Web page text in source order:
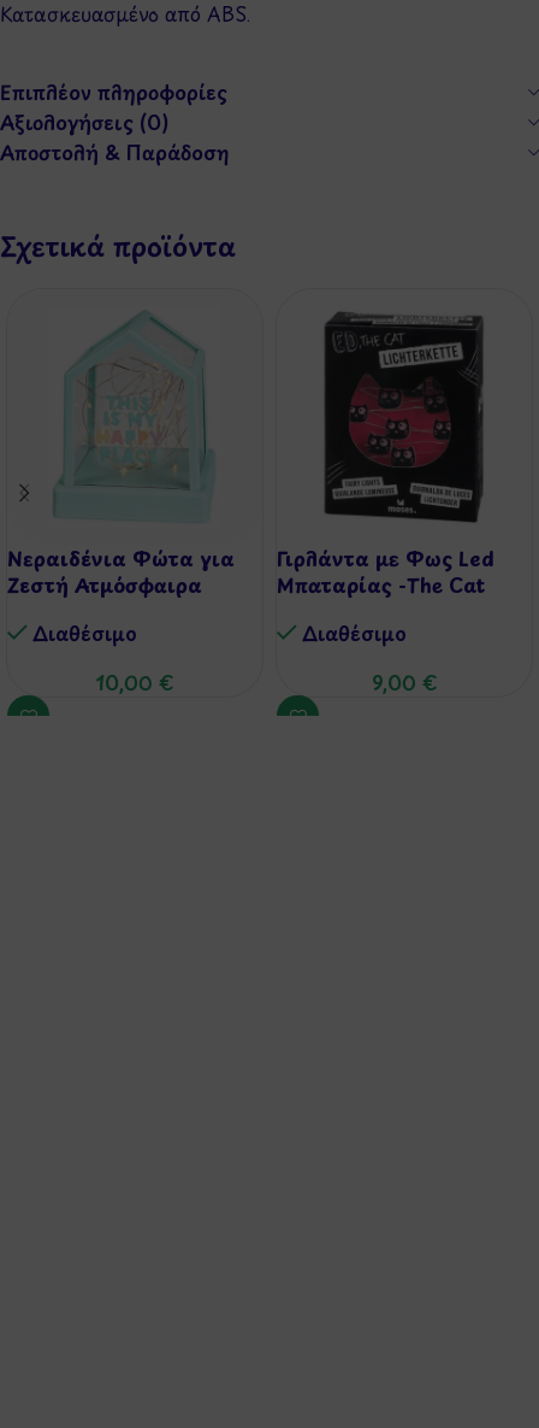
Κατασκευασμένο από ABS.
Επιπλέον πληροφορίες
Αξιολογήσεις (0)
Αποστολή & Παράδοση
Σχετικά προϊόντα
Νεραιδένια Φώτα για
Ζεστή Ατμόσφαιρα
Διαθέσιμo
10,00 €
Γιρλάντα με Φως Led
Μπαταρίας -The Cat
Διαθέσιμo
9,00 €